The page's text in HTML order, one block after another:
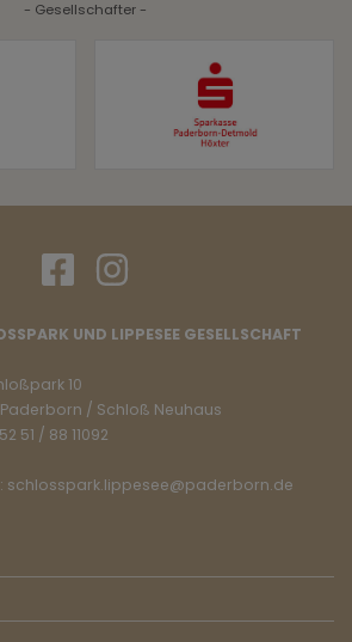
- Gesellschafter -
UND LIPPESEE GESELLSCHAFT
10
Paderborn / Schloß Neuhaus
51 / 88 11092
schlosspark.lippesee@paderborn.de